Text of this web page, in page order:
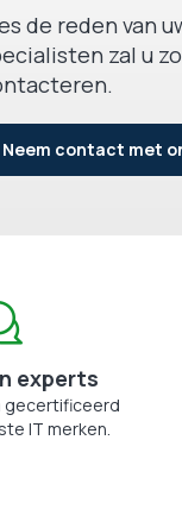
de reden van
zal u
Neem contact met
experts
gecertificeerd
IT merken.